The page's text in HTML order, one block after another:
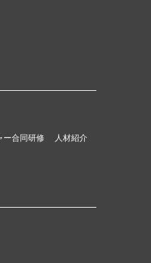
ー合同研修
人材紹介